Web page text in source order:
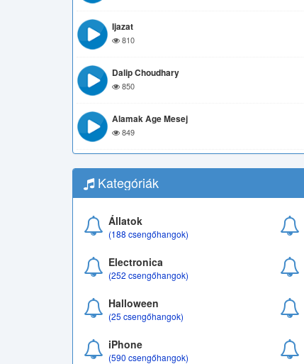
Ijazat
810
Dalip Choudhary
850
Alamak Age Mesej
849
Kategóriák
Állatok
(188 csengőhangok)
Electronica
(252 csengőhangok)
Halloween
(25 csengőhangok)
iPhone
(590 csengőhangok)